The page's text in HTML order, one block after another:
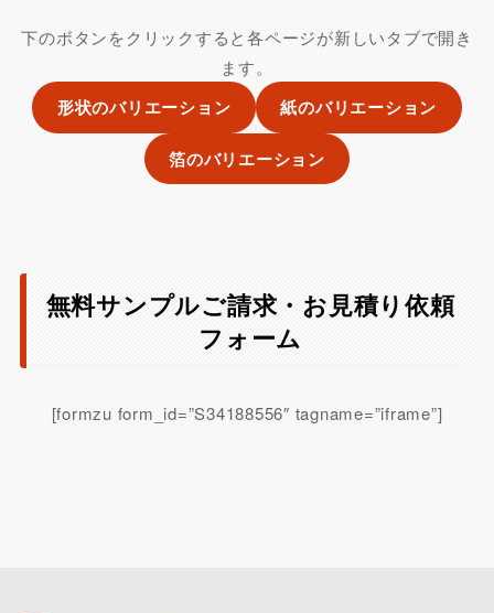
下のボタンをクリックすると各ページが新しいタブで開き
ます。
形状のバリエーション 紙のバリエーション
箔のバリエーション
無料サンプルご請求・お見積り依頼
フォーム
[formzu form_id=”S34188556″ tagname=”iframe”]